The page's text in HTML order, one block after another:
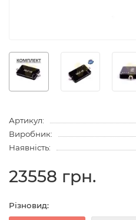
Артикул:
Виробник:
Наявність:
23558 грн.
Різновид: